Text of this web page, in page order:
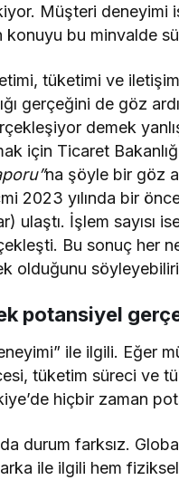
Müşteri deneyimi
konuyu bu minvalde
tüketimi ve
gerçeğini de göz
demek
için Ticaret
na şöyle bir göz
2023 yılında bir
ulaştı. İşlem sayısı
Bu sonuç her
olduğunu
potansiyel
ile ilgili. Eğer
tüketim süreci ve
hiçbir zaman
durum farksız.
ile ilgili hem